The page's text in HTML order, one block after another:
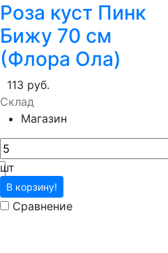
Роза куст Пинк
Бижу 70 см
(Флора Ола)
113 руб.
Склад
Магазин
шт
В корзину!
Сравнение